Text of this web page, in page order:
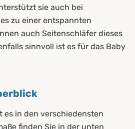
sie auch bei
zu einer entspannten
auch Seitenschläfer dieses
sinnvoll ist es für das Baby
es in den verschiedensten
finden Sie in der unten